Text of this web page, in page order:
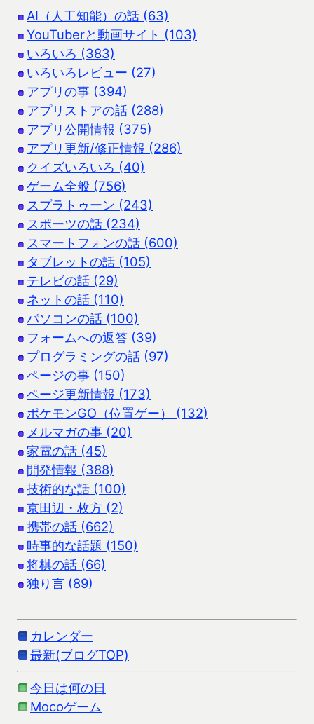
AI（人工知能）の話 (63)
YouTuberと動画サイト (103)
いろいろ (383)
いろいろレビュー (27)
アプリの事 (394)
アプリストアの話 (288)
アプリ公開情報 (375)
アプリ更新/修正情報 (286)
クイズいろいろ (40)
ゲーム全般 (756)
スプラトゥーン (243)
スポーツの話 (234)
スマートフォンの話 (600)
タブレットの話 (105)
テレビの話 (29)
ネットの話 (110)
パソコンの話 (100)
フォームへの返答 (39)
プログラミングの話 (97)
ページの事 (150)
ページ更新情報 (173)
ポケモンGO（位置ゲー） (132)
メルマガの事 (20)
家電の話 (45)
開発情報 (388)
技術的な話 (100)
京田辺・枚方 (2)
携帯の話 (662)
時事的な話題 (150)
将棋の話 (66)
独り言 (89)
カレンダー
最新(ブログTOP)
今日は何の日
Mocoゲーム